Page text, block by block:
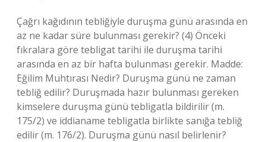
Çağrı kağıdının tebliğiyle duruşma günü arasında en
az ne kadar süre bulunması gerekir? (4) Önceki
fıkralara göre tebligat tarihi ile duruşma tarihi
arasında en az bir hafta bulunması gerekir. Madde:
Eğilim Muhtırası Nedir? Duruşma günü ne zaman
tebliğ edilir? Duruşmada hazır bulunması gereken
kimselere duruşma günü tebligatla bildirilir (m.
175/2) ve iddianame tebligatla birlikte sanığa tebliğ
edilir (m. 176/2). Duruşma günü nasıl belirlenir?